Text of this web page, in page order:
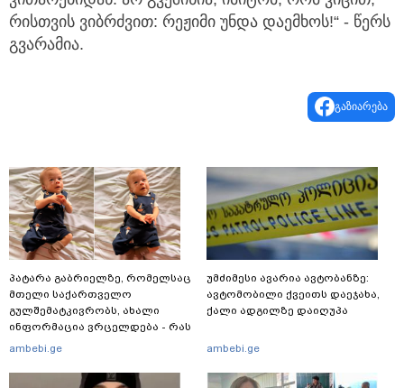
რისთვის ვიბრძვით: რეჟიმი უნდა დაემხოს!“ - წერს
გვარამია.
გაზიარება
პატარა გაბრიელზე, რომელსაც
მთელი საქართველო
გულშემატკივრობს, ახალი
ინფორმაცია ვრცელდება - რას
წერს ბიჭუნას დედა?
ambebi.ge
უმძიმესი ავარია ავტობანზე:
ავტომობილი ქვეითს დაეჯახა,
ქალი ადგილზე დაიღუპა
ambebi.ge